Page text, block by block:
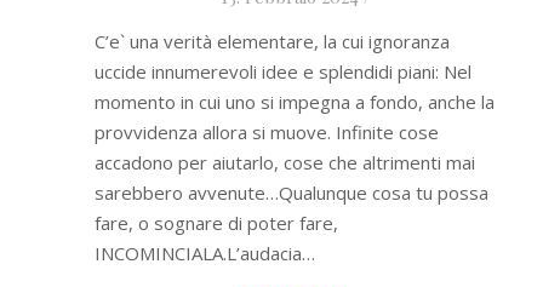
C’e` una verità elementare, la cui ignoranza
uccide innumerevoli idee e splendidi piani: Nel
momento in cui uno si impegna a fondo, anche la
provvidenza allora si muove. Infinite cose
accadono per aiutarlo, cose che altrimenti mai
sarebbero avvenute…Qualunque cosa tu possa
fare, o sognare di poter fare,
INCOMINCIALA.L’audacia…